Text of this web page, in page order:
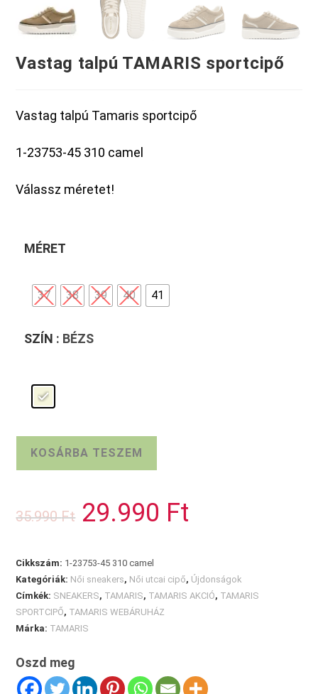
Vastag talpú TAMARIS sportcipő
Vastag talpú Tamaris sportcipő
1-23753-45 310 camel
Válassz méretet!
MÉRET
37 38 39 40 41
SZÍN : BÉZS
mennyiség
KOSÁRBA TESZEM
35.990Ft
Original
price
was:
29.990 Ft
Cikkszám: 1-23753-45 310 camel
Kategóriák: Női sneakers, Női utcai cipő, Újdonságok
Címkék: SNEAKERS, TAMARIS, TAMARIS AKCIÓ, TAMARIS
SPORTCIPŐ, TAMARIS WEBÁRUHÁZ
Márka: TAMARIS
Oszd meg